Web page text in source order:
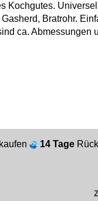
Kochgutes.
Bratrohr.
ca. Abmessungen
14 Tage